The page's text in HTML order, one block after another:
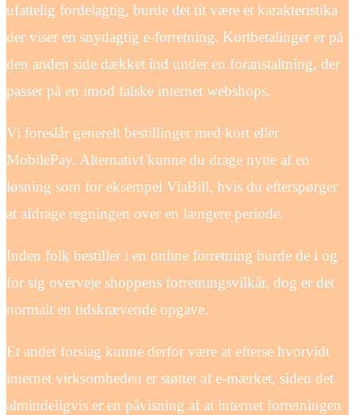
ufattelig fordelagtig, burde det tit være et karakteristika
der viser en snydagtig e-forretning. Kortbetalinger er på
den anden side dækket ind under en foranstaltning, der
passer på en imod falske internet webshops.
Vi foreslår generelt bestillinger med kort eller
MobilePay. Alternativt kunne du drage nytte af en
løsning som for eksempel ViaBill, hvis du efterspørger
at afdrage regningen over en længere periode.
Inden folk bestiller i en online forretning burde de i og
for sig overveje shoppens forretningsvilkår, dog er det
normalt en tidskrævende opgave.
Et andet forslag kunne derfor være at efterse hvorvidt
internet virksomheden er støttet af e-mærket, siden det
almindeligvis er en påvisning af at internet forretningen